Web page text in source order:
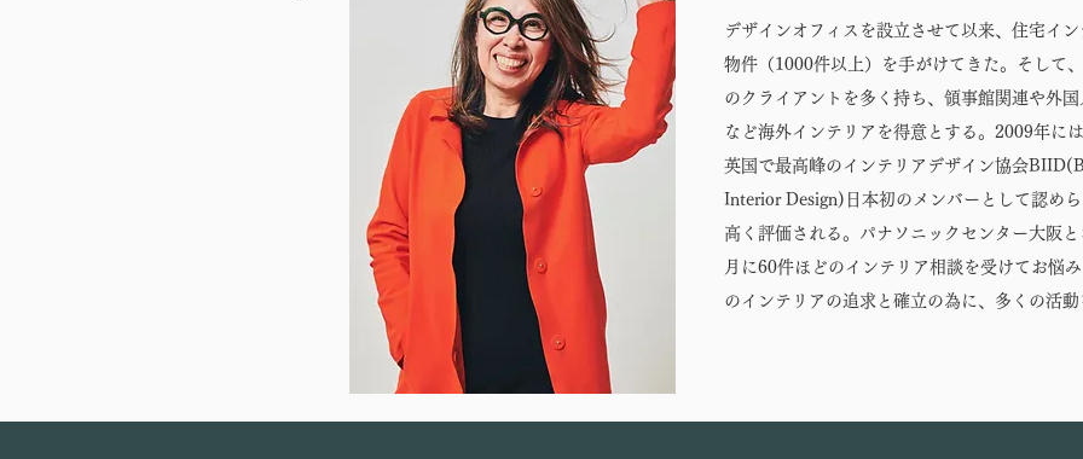
デザインオフィスを設立させて以来、住宅イ
物件（1000件以上）を手がけてきた。そして
のクライアントを多く持ち、領事館関連や外
など海外インテリアを得意とする。2009年に
英国で最高峰のインテリアデザイン協会
Interior Design)日本初のメンバーとして認め
高く評価される。パナソニックセンター大阪と
月に60件ほどのインテリア相談を受けてお悩
のインテリアの追求と確立の為に、多くの活動